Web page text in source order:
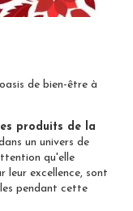
de bien-être à
produits de la
un univers de
qu'elle
leur excellence, sont
pendant cette